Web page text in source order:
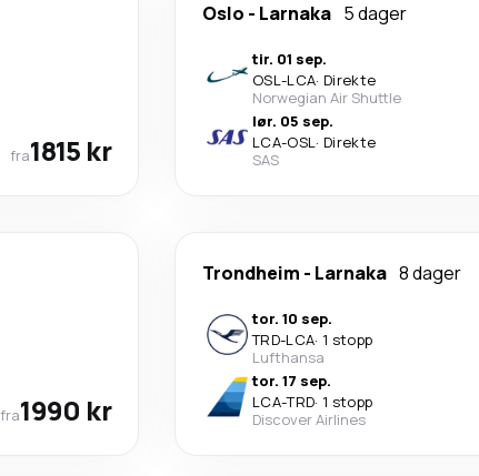
fra1815 kr
Oslo - Larnaka 5 dager
tir. 01 sep.
OSL-LCA· Direkte
Norwegian Air Shuttle
lør. 05 sep.
LCA-OSL· Direkte
SAS
fra1990 kr
Trondheim - Larnaka 8 dager
tor. 10 sep.
TRD-LCA· 1 stopp
Lufthansa
tor. 17 sep.
LCA-TRD· 1 stopp
Discover Airlines